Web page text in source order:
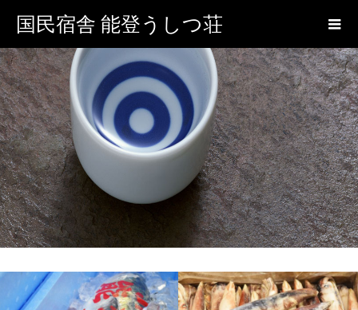
国民宿舎 能登うしつ荘